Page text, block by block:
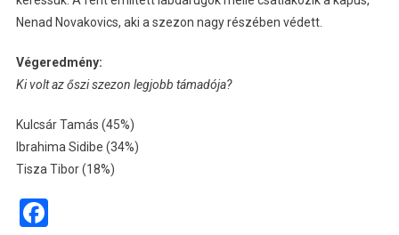
Nenad Novakovics, aki a szezon nagy részében védett.
Végeredmény:
Ki volt az őszi szezon legjobb támadója?
Kulcsár Tamás (45%)
Ibrahima Sidibe (34%)
Tisza Tibor (18%)
Facebook